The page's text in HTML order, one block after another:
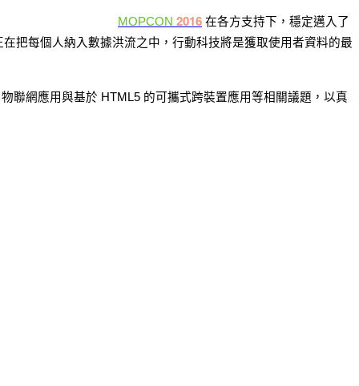
MOPCON 2016 在各方支持下，穩定邁入了
把每個人納入數據洪流之中，行動科技將是獲取使用者資料的最
聯網應用與基於 HTML5 的可攜式跨裝置應用等相關議題，以真